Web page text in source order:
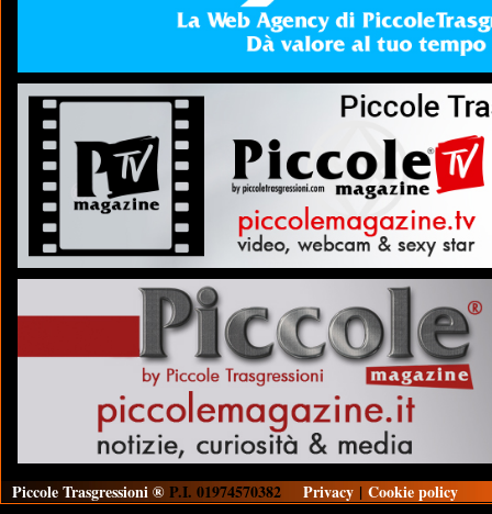
Piccole Trasgressioni ® P.I. 01974570382 Privacy | Cookie policy